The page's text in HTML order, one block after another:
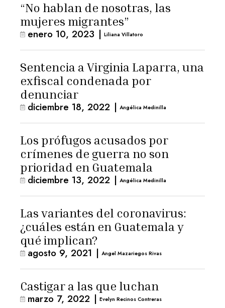
“No hablan de nosotras, las
mujeres migrantes”
enero 10, 2023 | Liliana Villatoro
Sentencia a Virginia Laparra, una
exfiscal condenada por
denunciar
diciembre 18, 2022 | Angélica Medinilla
Los prófugos acusados por
crímenes de guerra no son
prioridad en Guatemala
diciembre 13, 2022 | Angélica Medinilla
Las variantes del coronavirus:
¿cuáles están en Guatemala y
qué implican?
agosto 9, 2021 | Angel Mazariegos Rivas
Castigar a las que luchan
marzo 7, 2022 | Evelyn Recinos Contreras